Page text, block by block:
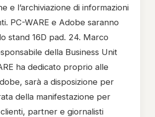
e l’archiviazione di informazioni
PC-WARE e Adobe saranno
stand 16D pad. 24. Marco
della Business Unit
ha dedicato proprio alle
sarà a disposizione per
della manifestazione per
partner e giornalisti